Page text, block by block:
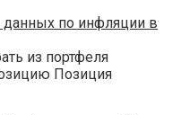
по инфляции в
из портфеля
Позиция